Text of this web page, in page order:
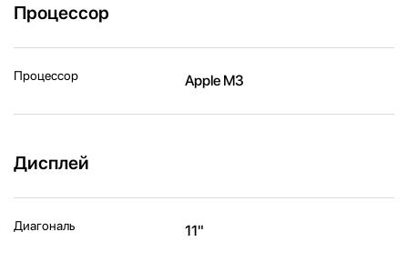
Процессор
Процессор Apple M3
Дисплей
Диагональ 11"